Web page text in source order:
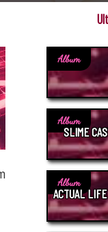
Album
Album
SLIME
Album
ACTUAL